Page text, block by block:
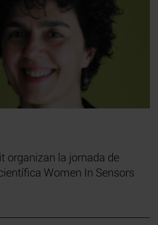
organizan la jornada de
Women In Sensors